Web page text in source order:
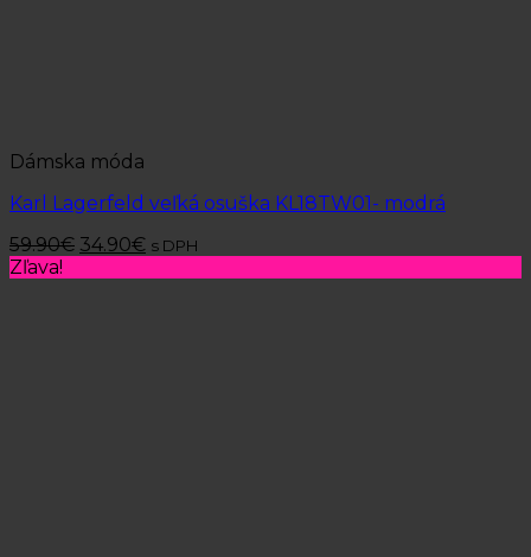
Dámska móda
Karl Lagerfeld veľká osuška KL18TW01- modrá
59.90€ 34.90€ s DPH
Zľava!